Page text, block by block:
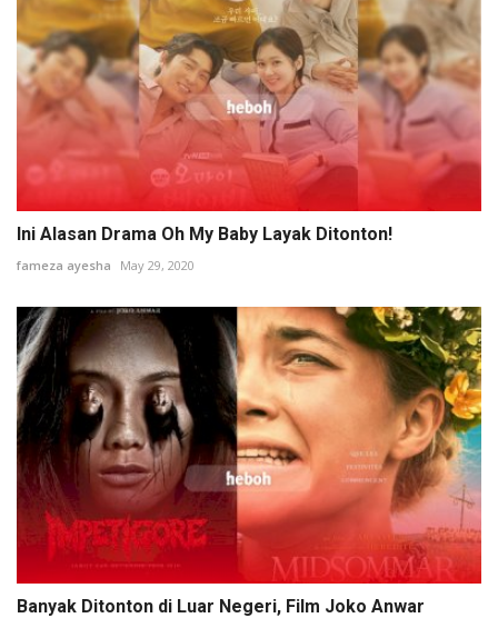
Ini Alasan Drama Oh My Baby Layak Ditonton!
fameza ayesha May 29, 2020
Banyak Ditonton di Luar Negeri, Film Joko Anwar